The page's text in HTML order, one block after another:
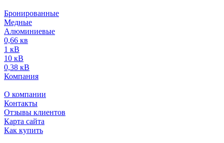
Бронированные
Медные
Алюминиевые
0,66 кв
1 кВ
10 кВ
0,38 кВ
Компания
О компании
Контакты
Отзывы клиентов
Карта сайта
Как купить